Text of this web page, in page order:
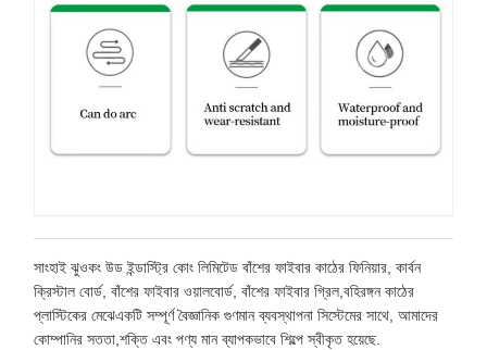
সাংহাই ঝুওকং উড ইন্ডাস্ট্রি কোং লিমিটেড বাঁশের ফাইবার কাঠের ফিনিয়ার, কার্বন
ক্রিস্টাল বোর্ড, বাঁশের ফাইবার ওয়ালবোর্ড, বাঁশের ফাইবার গ্রিল,বহিরঙ্গন কাঠের
প্লাস্টিকের মেঝেএকটি সম্পূর্ণ বৈজ্ঞানিক গুণমান ব্যবস্থাপনা সিস্টেমের সাথে, আমাদের
কোম্পানির সততা,শক্তি এবং পণ্য মান ব্যাপকভাবে শিল্পে স্বীকৃত হয়েছে.